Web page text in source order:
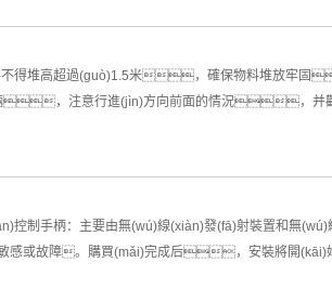
不得堆高超過(guò)1.5米，確保物料堆放
，注意行進(jìn)方向前面的情況，并
制手柄：主要由無(wú)線(xiàn)發(fā)射裝置和無
或故障。購買(mǎi)完成后，安裝將開